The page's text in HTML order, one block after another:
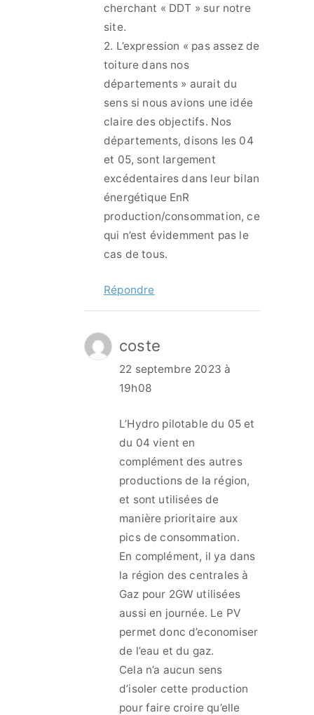
cherchant « DDT » sur notre
site.
2. L’expression « pas assez de
toiture dans nos
départements » aurait du
sens si nous avions une idée
claire des objectifs. Nos
départements, disons les 04
et 05, sont largement
excédentaires dans leur bilan
énergétique EnR
production/consommation, ce
qui n’est évidemment pas le
cas de tous.
Répondre
coste
22 septembre 2023 à
19h08
L’Hydro pilotable du 05 et
du 04 vient en
complément des autres
productions de la région,
et sont utilisées de
manière prioritaire aux
pics de consommation.
En complément, il ya dans
la région des centrales à
Gaz pour 2GW utilisées
aussi en journée. Le PV
permet donc d’economiser
de l’eau et du gaz.
Cela n’a aucun sens
d’isoler cette production
pour faire croire qu’elle